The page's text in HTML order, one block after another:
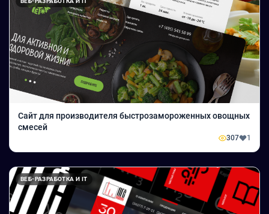
Сайт для производителя быстрозамороженных овощных
смесей
307 1
ВЕБ-РАЗРАБОТКА И IT